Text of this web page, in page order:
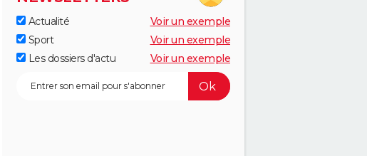
Actualité
Voir un exemple
Sport
Voir un exemple
Les dossiers d'actu
Voir un exemple